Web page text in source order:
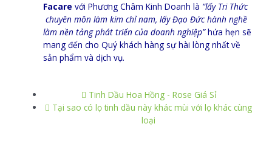
Facare với Phương Châm Kinh Doanh là “lấy Tri Thức
chuyên môn làm kim chỉ nam, lấy Đạo Đức hành nghề
làm nền tảng phát triển của doanh nghiệp”hứa hẹn sẽ
mang đến cho Quý khách hàng sự hài lòng nhất về
sản phẩm và dịch vụ.
Tinh Dầu Hoa Hồng - Rose Giá Sỉ
Tại sao có lọ tinh dầu này khác mùi với lọ khác cùng
loại